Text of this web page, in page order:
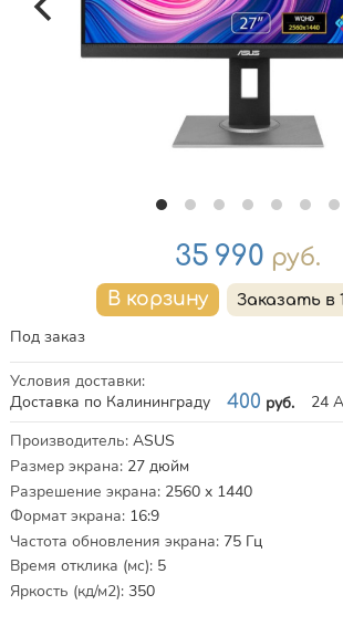
Цена
35 990 руб.
Под заказ
Условия доставки:
Доставка по Калининграду
400 руб.
24
Характеристики
Производитель: ASUS
Размер экрана: 27 дюйм
Разрешение экрана: 2560 x 1440
Формат экрана: 16:9
Частота обновления экрана: 75 Гц
Время отклика (мс): 5
Яркость (кд/м2): 350